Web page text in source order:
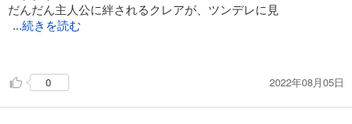
だんだん主人公に絆されるクレアが、ツンデレに見
...続きを読む
とりあえず3巻まで続けてみましたが、百合コメディですが主人
公と悪役令嬢の関係がどう変化するのか楽しみです。
0 2022年08月05日